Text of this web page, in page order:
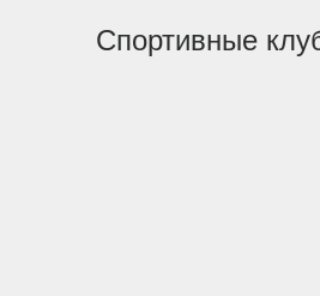
Спортивные